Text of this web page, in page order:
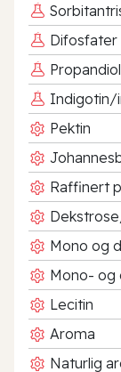
Difosfater
Propandiol
Indigotin/
Pektin
Raffinert
Mono og
Mono- og
Lecitin
Aroma
Naturlig